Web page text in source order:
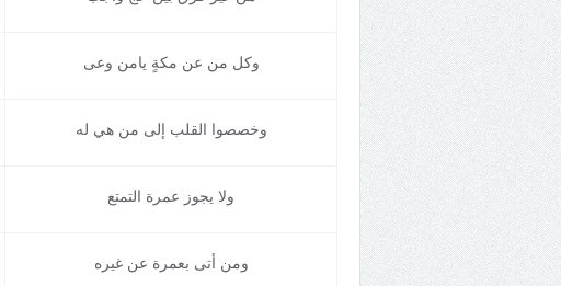
وكل من عن مكةٍ يامن وعى
وخصصوا القلب إلى من هي له
ولا يجوز عمرة التمتع
ومن أتى بعمرة عن غيره